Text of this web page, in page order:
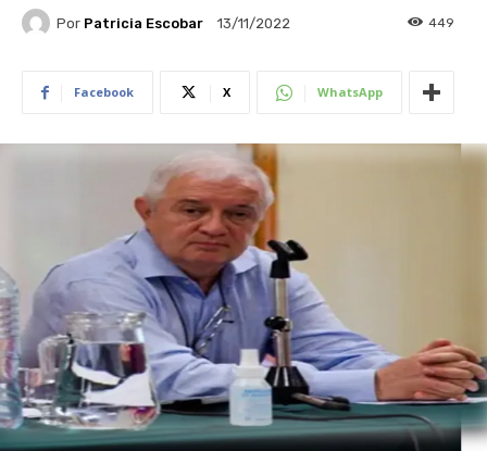
Por Patricia Escobar 13/11/2022 449
Facebook X WhatsApp